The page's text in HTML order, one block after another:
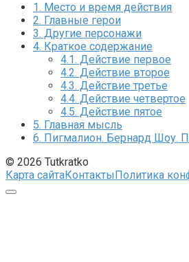
1. Место и время действия
2. Главные герои
3. Другие персонажи
4. Краткое содержание
4.1. Действие первое
4.2. Действие второе
4.3. Действие третье
4.4. Действие четвертое
4.5. Действие пятое
5. Главная мысль
6. Пигмалион. Бернард Шоу.
© 2026 Tutkratko
Карта сайтаКонтакты Политика